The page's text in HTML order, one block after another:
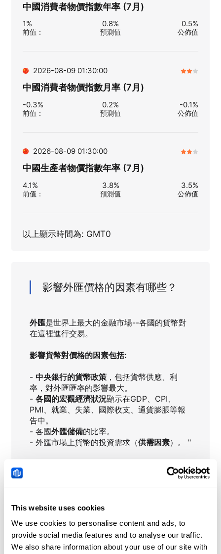
This website uses cookies
We use cookies to personalise content and ads, to
provide social media features and to analyse our traffic.
We also share information about your use of our site with
中國消費者物價指數年率 (7月)
1%
前值 ：
0.8%
預測值
0.5%
公佈值
2026-08-09 01:30:00
中國消費者物價指數月率 (7月)
-0.3%
前值 ：
0.2%
預測值
-0.1%
公佈值
2026-08-09 01:30:00
中國生產者物價指數年率 (7月)
4.1%
前值 ：
3.8%
預測值
3.5%
公佈值
以上顯示時間為: GMT0
影響外匯價格的因素有哪些？
外匯是世界上最大的金融市場--各國的貨幣對
在這裡進行交易。
影響貨幣對價格的因素包括:
- 中央銀行的貨幣政策，包括貨幣供應、利
率，對外匯匯率的影響最大。
- 各國的宏觀經濟狀況顯示在GDP、CPI、
PMI、就業、失業、國際收支、通貨膨脹等報
告中。
- 各國外匯儲備的比率。
- 外匯市場上貨幣的投資需求（供需因素）。 "
China 七月 Producer
Price Index (YoY)為
3.5%，低於預期3.8%